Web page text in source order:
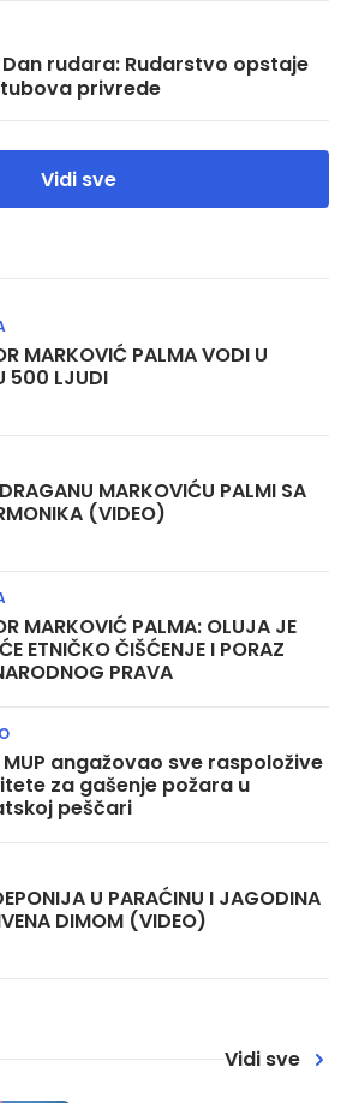
rudara: Rudarstvo opstaje
privrede
Vidi sve
MARKOVIĆ PALMA VODI U
500 LJUDI
MARKOVIĆU PALMI SA
(VIDEO)
MARKOVIĆ PALMA: OLUJA JE
ETNIČKO ČIŠĆENJE I PORAZ
PRAVA
angažovao sve raspoložive
za gašenje požara u
peščari
U PARAĆINU I JAGODINA
DIMOM (VIDEO)
Vidi sve